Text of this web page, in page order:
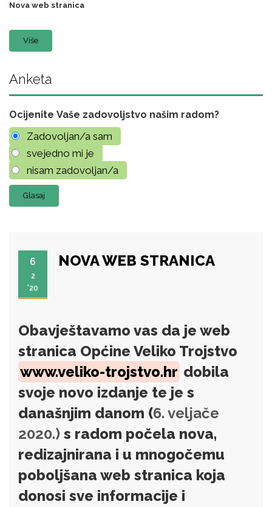
Nova web stranica
Više
Anketa
Ocijenite Vaše zadovoljstvo našim radom?
Zadovoljan/a sam
svejedno mi je
nisam zadovoljan/a
6
2
'20
NOVA WEB STRANICA
Obavještavamo vas da je web
stranica Općine Veliko Trojstvo
www.veliko-trojstvo.hr dobila
svoje novo izdanje te je s
današnjim danom (6. veljače
2020.) s radom počela nova,
redizajnirana i u mnogočemu
poboljšana web stranica koja
donosi sve informacije i